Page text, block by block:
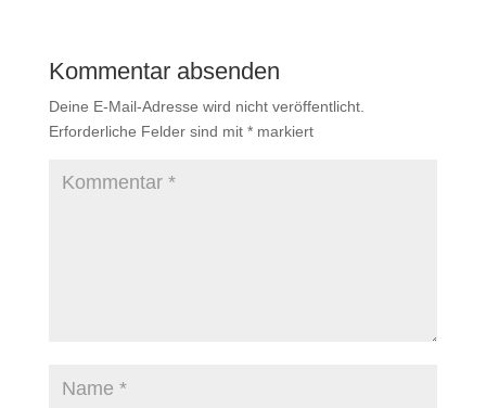
Kommentar absenden
Deine E-Mail-Adresse wird nicht veröffentlicht.
Erforderliche Felder sind mit *markiert